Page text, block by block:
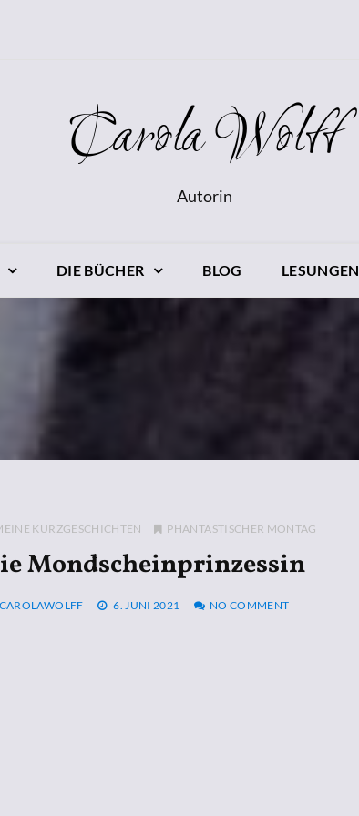
Carola Wolff
Autorin
DIE BÜCHER BLOG LESUNGEN
KURZGESCHICHTEN PHANTASTISCHER MONTAG
Mondscheinprinzessin
6. JUNI 2021 NO COMMENT